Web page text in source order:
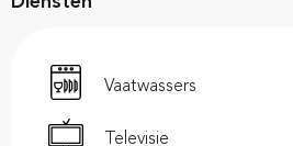
Vaatwassers
Televisie